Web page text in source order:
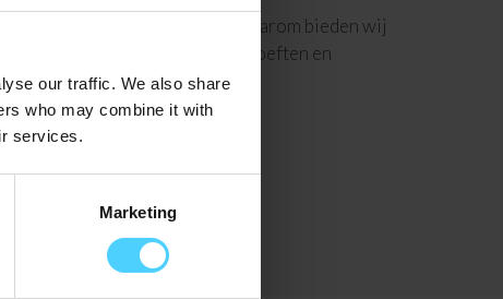
our traffic. We also share
who may combine it with
services.
Marketing
Elk horecabedrijf is anders. Daarom bieden wij
bij jouw specifieke behoeften en